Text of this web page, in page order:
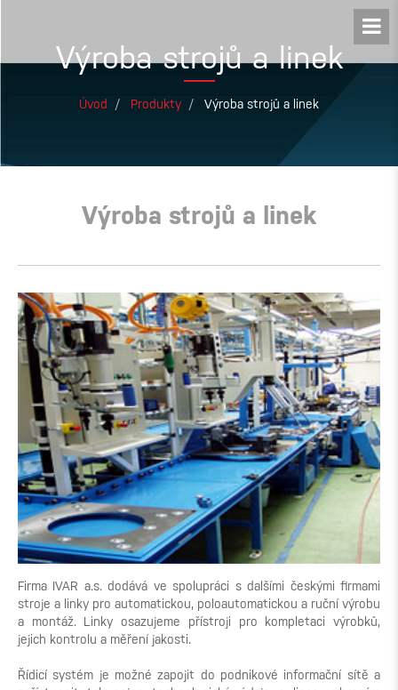
Výroba strojů a linek
Úvod Produkty Výroba strojů a linek
Výroba strojů a linek
Firma IVAR a.s. dodává ve spolupráci s dalšími českými firmami
stroje a linky pro automatickou, poloautomatickou a ruční výrobu
a montáž. Linky osazujeme přístroji pro kompletaci výrobků,
jejich kontrolu a měření jakosti.
Řídicí systém je možné zapojit do podnikové informační sítě a